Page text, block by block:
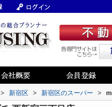
> 新宿区 > 新宿区のスーパー >